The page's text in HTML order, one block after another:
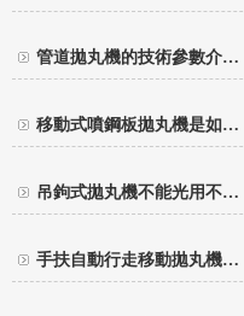
管道拋丸機的技術參數介…
移動式噴鋼板拋丸機是如…
吊鉤式拋丸機不能光用不…
手扶自動行走移動拋丸機…